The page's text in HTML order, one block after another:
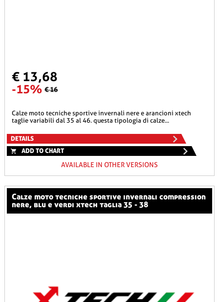
€ 13,68
-15% € 16
calze moto tecniche sportive invernali nere e arancioni xtech
taglie variabili dal 35 al 46. questa tipologia di calze...
DETAILS
ADD TO CHART
AVAILABLE IN OTHER VERSIONS
calze moto tecniche sportive invernali compression
nere, blu e verdi xtech taglia 35 - 38